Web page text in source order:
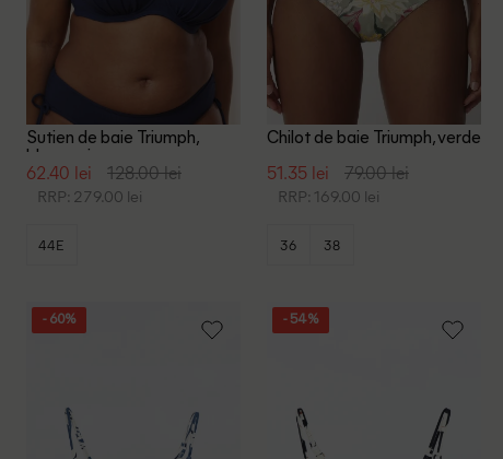
Sutien de baie Triumph,
bleumarin
62.40 lei 128.00 lei
RRP: 279.00 lei
44E
Chilot de baie Triumph, verde
51.35 lei 79.00 lei
RRP: 169.00 lei
36 38
- 60% - 54%